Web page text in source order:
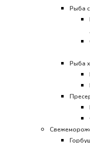
Рыба
Рыба